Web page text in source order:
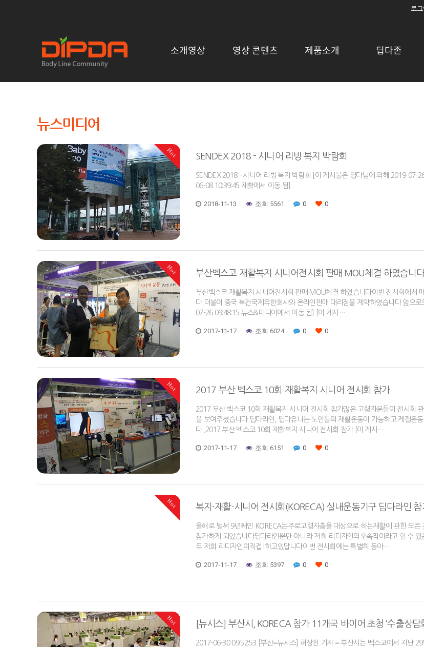
로
소개영상 영상 콘텐츠 제품소개 딥다존
뉴스미디어
Hot SENDEX 2018 - 시니어 리빙 복지 박람회
SENDEX 2018 - 시니어 리빙 복지 박람회 [이 게시물은 딥다님에 의해 2019-
06-08 10:39:45 재활에서 이동 됨]
2018-11-13 조회 5561 0 0
Hot 부산벡스코 재활복지 시니어전시회 판매 MOU체결 하였습니
부산벡스코 재활복지 시니어전시회 판매 MOU체결 하였습니다이번 전시회에서
다.더불어 중국 복건국제유한회사와 온라인판매 대리점을 계약하였습니다.앞으
07-26 09:48:15 뉴스&미디어에서 이동 됨] [이 게시…
2017-11-17 조회 6024 0 0
Hot 2017 부산 벡스코 10회 재활복지 시니어 전시회 참가
2017 부산 벡스코 10회 재활복지 시니어 전시회 참가많은 고령자분들이 전시회
을 보여주셨습니다.딥다라인, 딥다유니는 노인들의 재활운동이 가능하고 케겔운
다.,2017 부산 벡스코 10회 재활복지 시니어 전시회 참가 [이 게시…
2017-11-17 조회 6151 0 0
Hot 복지·재활·시니어 전시회(KORECA) 실내운동기구 딥다라인 참
올해로 벌써 9년째인 KORECA는주로고령자층을 대상으로 하는재활에 관한 모
참가하게 되었습니다딥다라인뿐만 아니라 저희 리디자인의후속작이라고 할 수
두 저희 리디자인이직접!하고있답니다이번 전시회에는 특별히 동아…
2017-11-17 조회 5397 0 0
Hot [뉴시스] 부산시, KORECA 참가 11개국 바이어 초청 ‘수출상담
2017-06-30 09:52:53 [부산=뉴시스] 허상천 기자 = 부산시는 벡스코에서 지난